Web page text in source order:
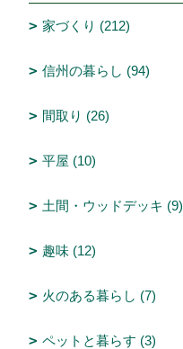
家づくり (212)
信州の暮らし (94)
間取り (26)
平屋 (10)
土間・ウッドデッキ (9)
趣味 (12)
火のある暮らし (7)
ペットと暮らす (3)